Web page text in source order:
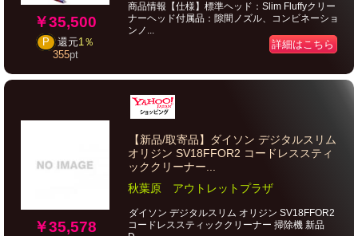
￥35,500
P 還元1％
355pt
商品情報【仕様】標準ヘッド：Slim Fluffyクリー
ナーヘッド付属品：隙間ノズル、コンビネーショ
ンノ...
詳細はこちら
￥35,578
【新品/取寄品】ダイソン デジタルスリム
オリジン SV18FFOR2 コードレススティ
ッククリーナー...
秋葉原 アウトレットプラザ
ダイソン デジタルスリム オリジン SV18FFOR2
コードレススティッククリーナー 掃除機 新品